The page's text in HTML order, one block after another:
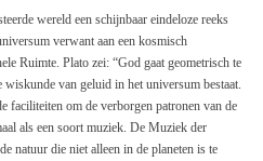
wereld een schijnbaar eindeloze reeks
verwant aan een kosmisch
Ruimte. Plato zei: “God gaat geometrisch te
van geluid in het universum bestaat.
faciliteiten om de verborgen patronen van de
als een soort muziek. De Muziek der
natuur die niet alleen in de planeten is te